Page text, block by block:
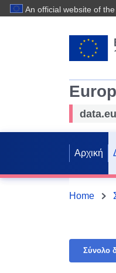
An official website of
Αρχική
Home
Σύνολο